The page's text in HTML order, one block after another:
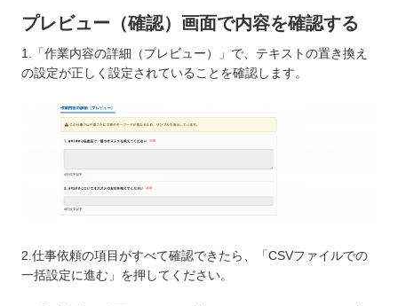
プレビュー（確認）画面で内容を確認する
1.「作業内容の詳細（プレビュー）」で、テキストの置き換え
の設定が正しく設定されていることを確認します。
2.仕事依頼の項目がすべて確認できたら、「CSVファイルでの
一括設定に進む」を押してください。